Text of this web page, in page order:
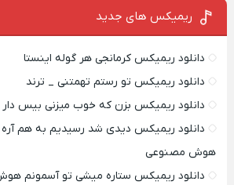
ریمیکس‌ های جدید
دانلود ریمیکس کرمانجی هر گوله اینستا
دانلود ریمیکس تو رستم تهمتنی _ ترند
دانلود ریمیکس بزن که خوب میزنی بیس دار
دانلود ریمیکس دیدی شد رسیدیم به هم
هوش مصنوعی
دانلود ریمیکس ستاره میشی تو آسمونم